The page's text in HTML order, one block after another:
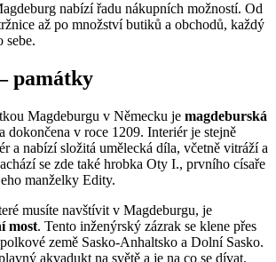
nabízí řadu nákupních možností. Od
až po množství butiků a obchodů, každý
sebe.
památky
Magdeburgu v Německu je magdeburská
dokončena v roce 1209. Interiér je stejně
a nabízí složitá umělecká díla, včetně vitráží a
se zde také hrobka Oty I., prvního císaře
manželky Edity.
musíte navštívit v Magdeburgu, je
most. Tento inženýrský zázrak se klene přes
země Sasko-Anhaltsko a Dolní Sasko.
akvadukt na světě a je na co se dívat.